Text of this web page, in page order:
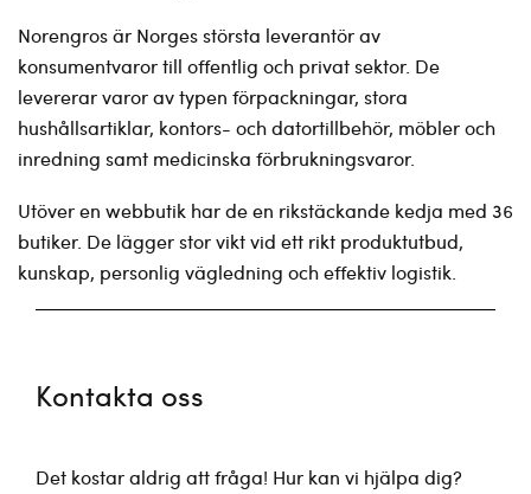
Norengros är Norges största leverantör av
konsumentvaror till offentlig och privat sektor. De
levererar varor av typen förpackningar, stora
hushållsartiklar, kontors- och datortillbehör, möbler och
inredning samt medicinska förbrukningsvaror.
Utöver en webbutik har de en rikstäckande kedja med 36
butiker. De lägger stor vikt vid ett rikt produktutbud,
kunskap, personlig vägledning och effektiv logistik.
Kontakta oss
Det kostar aldrig att fråga! Hur kan vi hjälpa dig?